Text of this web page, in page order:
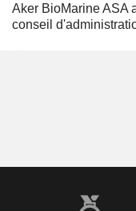
Aker BioMarine ASA
conseil